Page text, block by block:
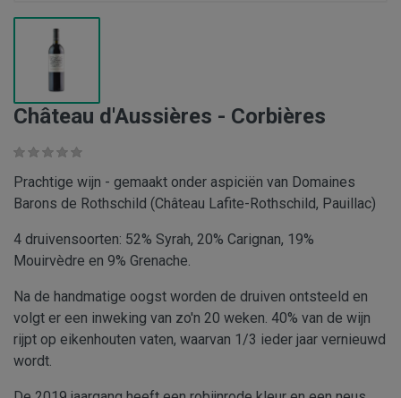
Château d'Aussières - Corbières
Prachtige wijn - gemaakt onder aspiciën van Domaines
Barons de Rothschild (Château Lafite-Rothschild, Pauillac)
4 druivensoorten: 52% Syrah, 20% Carignan, 19%
Mouirvèdre en 9% Grenache.
Na de handmatige oogst worden de druiven ontsteeld en
volgt er een inweking van zo'n 20 weken. 40% van de wijn
rijpt op eikenhouten vaten, waarvan 1/3 ieder jaar vernieuwd
wordt.